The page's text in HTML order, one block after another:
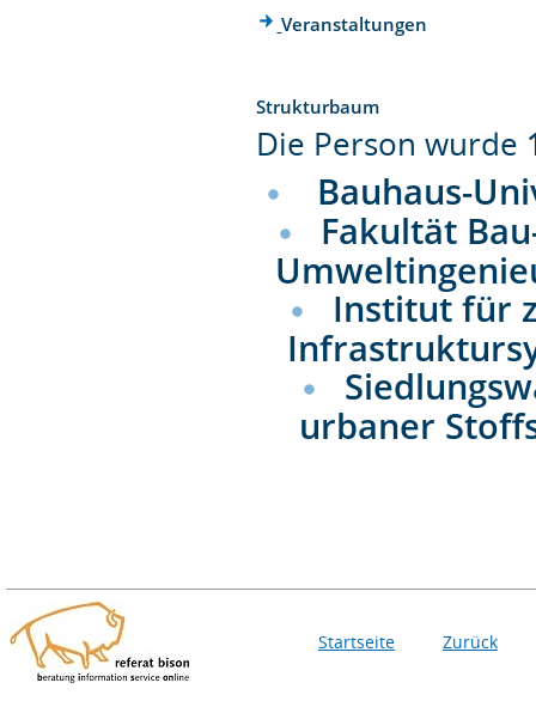
Veranstaltungen
Strukturbaum
Die Person wurde
Bauhaus-
Fakultät
Institut für
urbaner
Startseite Zurück